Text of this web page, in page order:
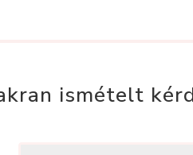
ismételt